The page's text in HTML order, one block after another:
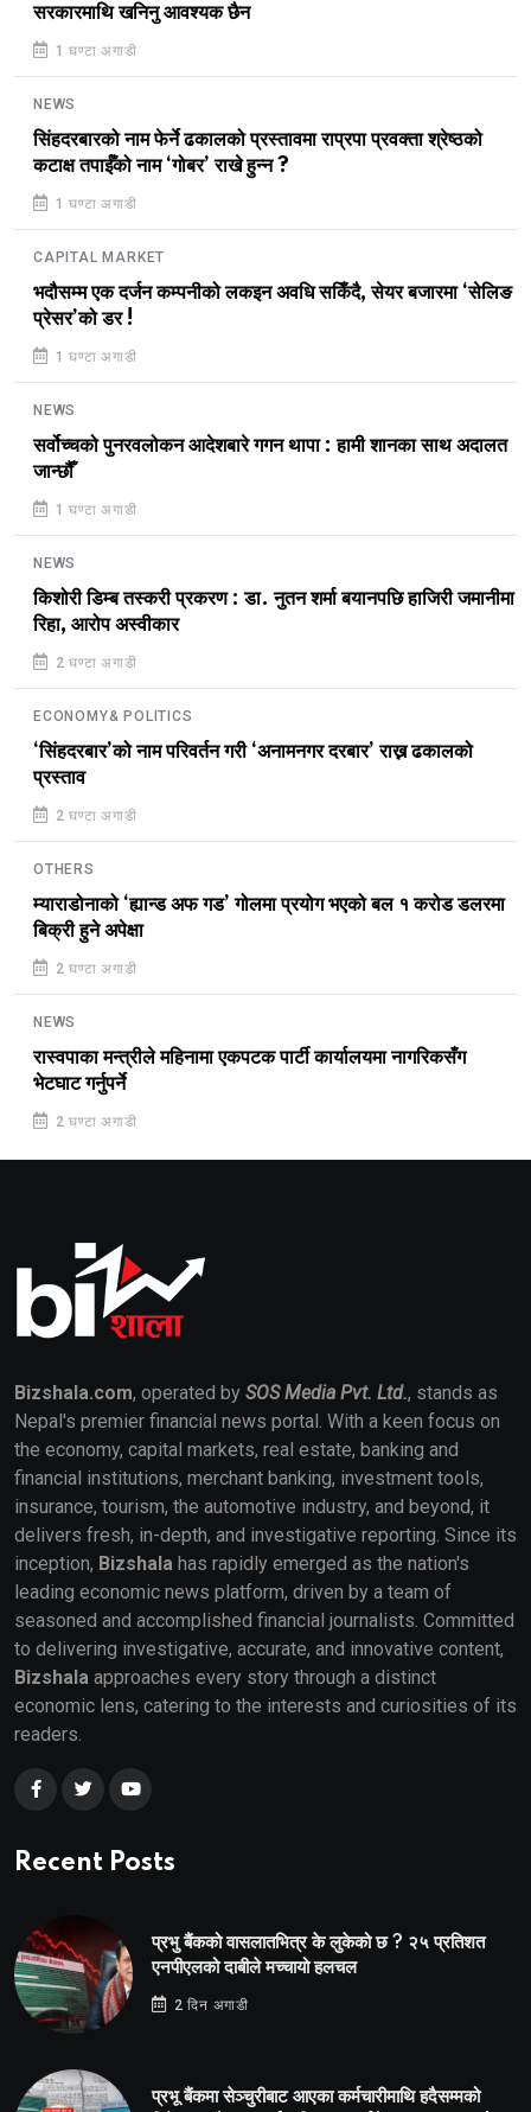
सरकारमाथि खनिनु आवश्यक छैन
1 घण्टा अगाडी
NEWS
सिंहदरबारको नाम फेर्ने ढकालको प्रस्तावमा राप्रपा प्रवक्ता श्रेष्ठको
कटाक्ष तपाईँको नाम ‘गोबर’ राखे हुन्न ?
1 घण्टा अगाडी
CAPITAL MARKET
भदौसम्म एक दर्जन कम्पनीको लकइन अवधि सकिँदै, सेयर बजारमा ‘सेलिङ
प्रेसर’को डर !
1 घण्टा अगाडी
NEWS
सर्वोच्चको पुनरवलोकन आदेशबारे गगन थापा : हामी शानका साथ अदालत
जान्छौँ
1 घण्टा अगाडी
NEWS
किशोरी डिम्ब तस्करी प्रकरण : डा. नुतन शर्मा बयानपछि हाजिरी जमानीमा
रिहा, आरोप अस्वीकार
2 घण्टा अगाडी
ECONOMY& POLITICS
‘सिंहदरबार’को नाम परिवर्तन गरी ‘अनामनगर दरबार’ राख्न ढकालको
प्रस्ताव
2 घण्टा अगाडी
OTHERS
म्याराडोनाको ‘ह्यान्ड अफ गड’ गोलमा प्रयोग भएको बल १ करोड डलरमा
बिक्री हुने अपेक्षा
2 घण्टा अगाडी
NEWS
रास्वपाका मन्त्रीले महिनामा एकपटक पार्टी कार्यालयमा नागरिकसँग
भेटघाट गर्नुपर्ने
2 घण्टा अगाडी
Bizshala.com, operated by SOS Media Pvt. Ltd., stands as
Nepal's premier financial news portal. With a keen focus on
the economy, capital markets, real estate, banking and
financial institutions, merchant banking, investment tools,
insurance, tourism, the automotive industry, and beyond, it
delivers fresh, in-depth, and investigative reporting. Since its
inception, Bizshala has rapidly emerged as the nation's
leading economic news platform, driven by a team of
seasoned and accomplished financial journalists. Committed
to delivering investigative, accurate, and innovative content,
Bizshala approaches every story through a distinct
economic lens, catering to the interests and curiosities of its
readers.
Recent Posts
प्रभु बैंकको वासलातभित्र के लुकेको छ ? २५ प्रतिशत
एनपीएलको दाबीले मच्चायो हलचल
2 दिन अगाडी
प्रभू बैंकमा सेञ्चुरीबाट आएका कर्मचारीमाथि हदैसम्मको